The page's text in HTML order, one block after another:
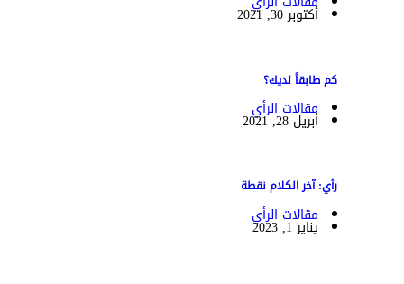
أكتوبر 30, 2021
كم طابقاً لديك؟
مقالات الرأي
أبريل 28, 2021
رأي: آخر الكلام نقطة
مقالات الرأي
يناير 1, 2023